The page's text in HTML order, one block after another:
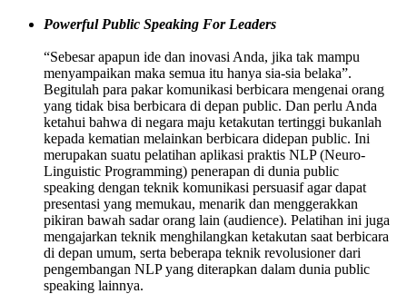
Powerful Public Speaking For Leaders
“Sebesar apapun ide dan inovasi Anda, jika tak mampu
menyampaikan maka semua itu hanya sia-sia belaka”.
Begitulah para pakar komunikasi berbicara mengenai orang
yang tidak bisa berbicara di depan public. Dan perlu Anda
ketahui bahwa di negara maju ketakutan tertinggi bukanlah
kepada kematian melainkan berbicara didepan public. Ini
merupakan suatu pelatihan aplikasi praktis NLP (Neuro-
Linguistic Programming) penerapan di dunia public
speaking dengan teknik komunikasi persuasif agar dapat
presentasi yang memukau, menarik dan menggerakkan
pikiran bawah sadar orang lain (audience). Pelatihan ini juga
mengajarkan teknik menghilangkan ketakutan saat berbicara
di depan umum, serta beberapa teknik revolusioner dari
pengembangan NLP yang diterapkan dalam dunia public
speaking lainnya.